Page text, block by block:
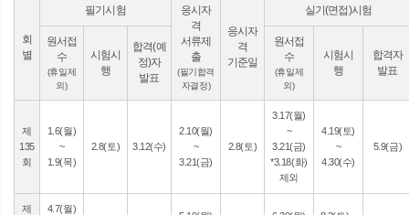
회
별
필기시험
응시자
격
서류제
출
(필기합격
자결정)
응시자
격
기준일
실기(면접)시험
원서접
수
(휴일제
외)
시험시
행
합격(예
정)자
발표
원서접
수
(휴일제
외)
시험시
행
합격자
발표
제
135
회
1.6(월)
~
1.9(목)
2.8(토) 3.12(수)
2.10(월)
~
3.21(금)
2.8(토)
3.17(월)
~
3.21(금)
*3.18(화)
제외
4.19(토)
~
4.30(수)
5.9(금)
제
4.7(월)